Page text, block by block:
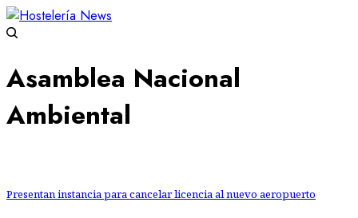
Asamblea Nacional
Ambiental
Presentan instancia para cancelar licencia al nuevo aeropuerto